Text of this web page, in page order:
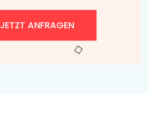
JETZT ANFRAGEN